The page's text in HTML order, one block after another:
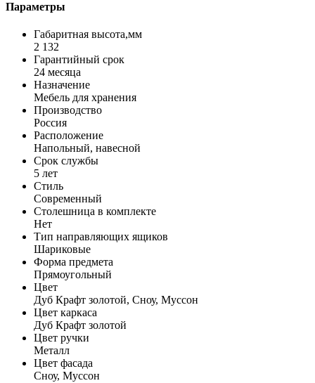
Параметры
Габаритная высота,мм
2 132
Гарантийный срок
24 месяца
Назначение
Мебель для хранения
Производство
Россия
Расположение
Напольный, навесной
Срок службы
5 лет
Стиль
Современный
Столешница в комплекте
Нет
Тип направляющих ящиков
Шариковые
Форма предмета
Прямоугольный
Цвет
Дуб Крафт золотой, Сноу, Муссон
Цвет каркаса
Дуб Крафт золотой
Цвет ручки
Металл
Цвет фасада
Сноу, Муссон